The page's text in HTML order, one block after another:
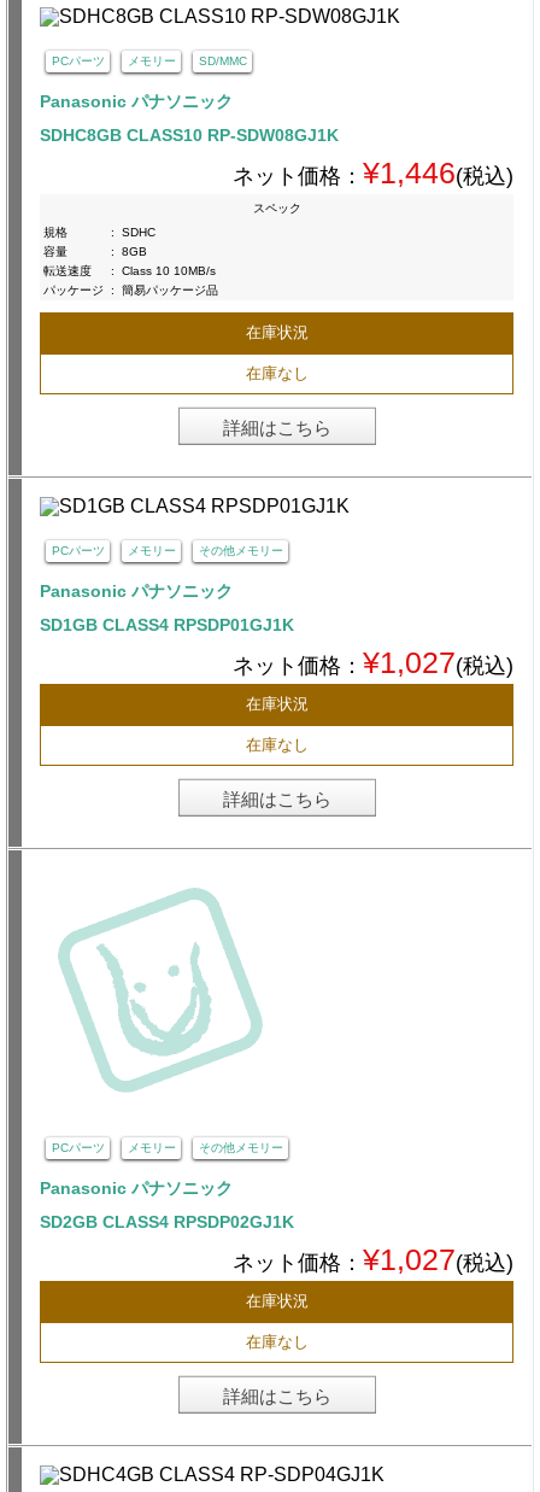
PCパーツ メモリー SD/MMC
Panasonic パナソニック
SDHC8GB CLASS10 RP-SDW08GJ1K
ネット価格： ¥1,446(税込)
スペック
規格
:
SDHC
容量
:
8GB
転送速度
:
Class 10 10MB/s
パッケージ
: 簡易パッケージ品
在庫状況
在庫なし
詳細はこちら
PCパーツ メモリー その他メモリー
Panasonic パナソニック
SD1GB CLASS4 RPSDP01GJ1K
ネット価格： ¥1,027(税込)
在庫状況
在庫なし
詳細はこちら
PCパーツ メモリー その他メモリー
Panasonic パナソニック
SD2GB CLASS4 RPSDP02GJ1K
ネット価格： ¥1,027(税込)
在庫状況
在庫なし
詳細はこちら